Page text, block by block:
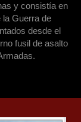
y consistía en
la Guerra de
desde el
fusil de asalto